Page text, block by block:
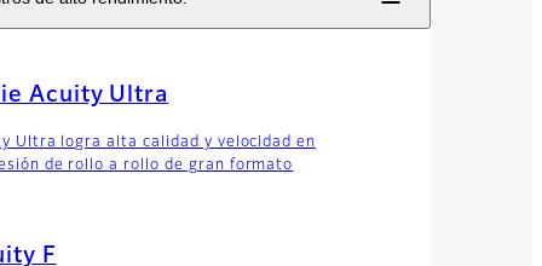
Acuity Ultra
Ultra logra alta calidad y velocidad en
de rollo a rollo de gran formato
F